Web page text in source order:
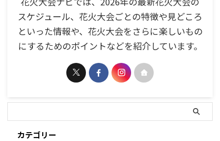
スケジュール、花火大会ごとの特徴や見どころ
といった情報や、花火大会をさらに楽しいもの
にするためのポイントなどを紹介しています。
カテゴリー